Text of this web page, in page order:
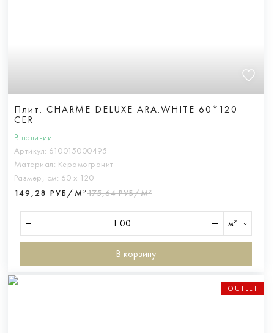
Плит. CHARME DELUXE ARA.WHITE 60*120
CER
В наличии
Артикул: 610015000495
Материал: Керамогранит
Размер, см: 60 х 120
149,28 РУБ/М²175,64 РУБ/М²
м²
В корзину
OUTLET